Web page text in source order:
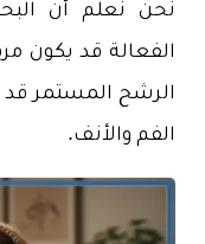
نحن نعلم أن
الفعالة قد يكون
الرشح المستمر قد
الفم والأنف.